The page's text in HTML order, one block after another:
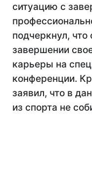
ситуацию с
подчеркнул, что
завершении
карьеры на
конференции.
заявил, что в
из спорта не